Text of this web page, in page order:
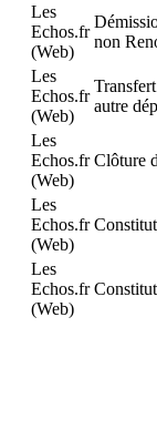
Les
Echos.fr
(Web)
non
Les
Echos.fr
(Web)
autre
Les
Echos.fr
(Web)
Clôture
Les
Echos.fr
(Web)
Les
Echos.fr
(Web)